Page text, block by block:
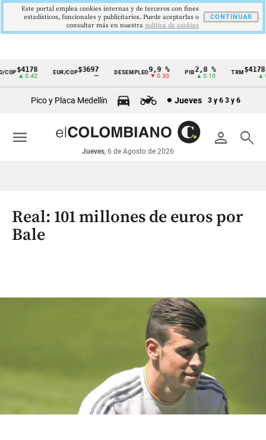
Cintillo
económicos
Colombia
$4178
▲ 0.42
EUR/COP$3697 DESEMPLEO 9,9 %
▼ 0.30
PIB2,8 %
▲ 0.10
TRM
▲
Pico y Placa Medellín Jueves 3 y 6 3 y 6
person search
Jueves, 6 de Agosto de 2026
menu
Real: 101 millones de euros por
Bale
Este portal emplea cookies internas y de terceros con fines
estadísticos, funcionales y publicitarios. Puede aceptarlas o
consultar más en nuestra politica de cookies
CONTINUAR